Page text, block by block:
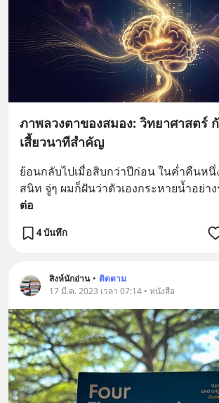
ภาพลวงตาของสมอง: วิทยาศาสตร์
เสี้ยวนาทีสำคัญ
ย้อนกลับไปเมื่อสิบกว่าปีก่อน ในค่ำคืนห
สนิท จู่ๆ ผมก็ฝันว่าตัวเองกระหายน้ำอย่า
ต่อ
4 บันทึก
สิงห์นักอ่าน • ติดตาม
17 มี.ค. 2023 เวลา 07:14 • หนังสือ